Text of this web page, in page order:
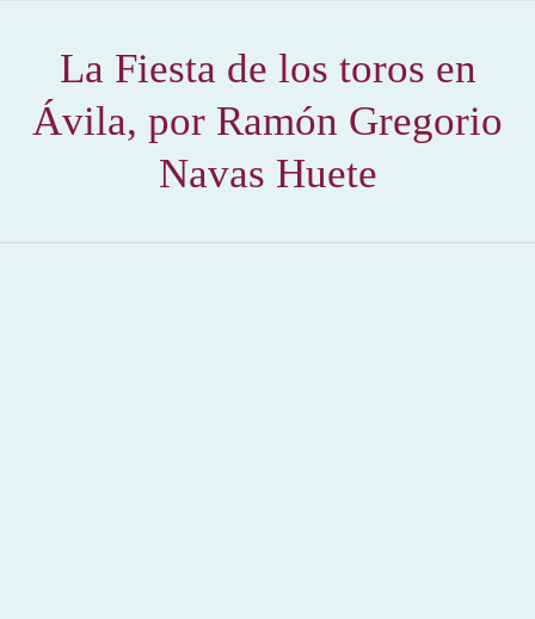
La Fiesta de los toros en
Ávila, por Ramón Gregorio
Navas Huete